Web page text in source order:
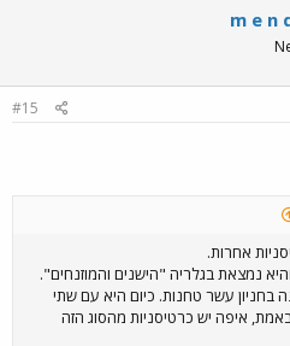
m e n
#15
אחרות.
והיא נמצאת בגלריה "הישנים והמוזנחים".
חונה בחניון עשר טחנות. כיום היא עם שתי
איפה יש כרטיסניות מהסוג הזה